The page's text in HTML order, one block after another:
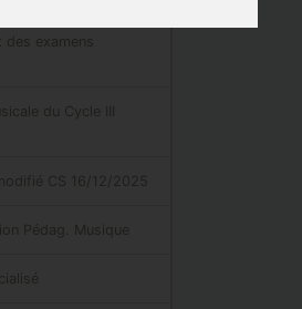
examens
du Cycle III
CS 16/12/2025
Pédag. Musique